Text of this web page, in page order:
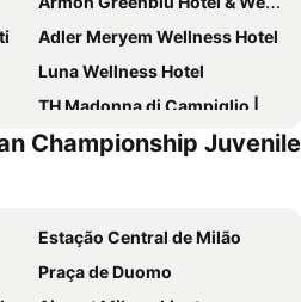
Adler Meryem Wellness Hotel
Luna Wellness Hotel
TH Madonna di Campiglio | Golf Hotel
Hotel Lido - slow & natural living
Alpotel Dolomiten
Hotel San Lorenzo
Championship Juvenile
Estação Central de Milão
Praça de Duomo